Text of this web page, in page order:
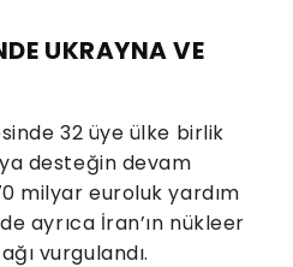
UKRAYNA VE
32 üye ülke birlik
desteğin devam
milyar euroluk yardım
ayrıca İran’ın nükleer
vurgulandı.